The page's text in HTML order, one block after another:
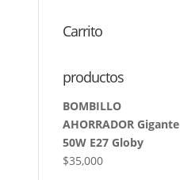
Carrito
productos
BOMBILLO
AHORRADOR Gigante
50W E27 Globy
$35,000